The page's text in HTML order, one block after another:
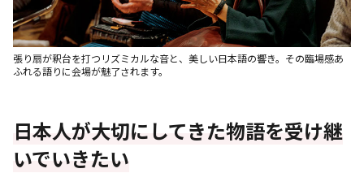
張り扇が釈台を打つリズミカルな音と、美しい日本語の響き。その臨場感あ
ふれる語りに会場が魅了されます。
日本人が大切にしてきた物語を受け継
いでいきたい